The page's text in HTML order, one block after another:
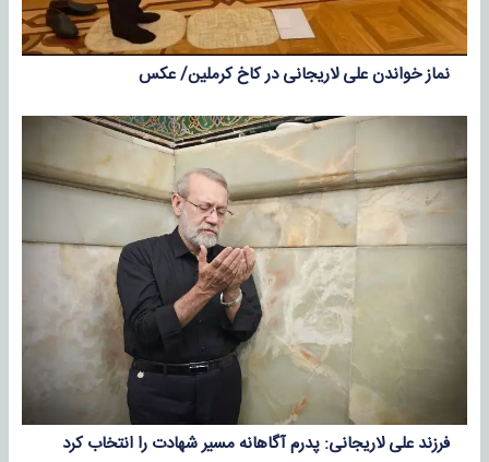
نماز خواندن علی لاریجانی در کاخ کرملین/ عکس
فرزند علی لاریجانی: پدرم آگاهانه مسیر شهادت را انتخاب کرد